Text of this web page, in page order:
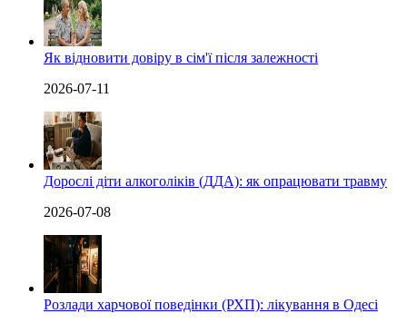
Як відновити довіру в сім'ї після залежності
2026-07-11
Дорослі діти алкоголіків (ДДА): як опрацювати травму
2026-07-08
Розлади харчової поведінки (РХП): лікування в Одесі